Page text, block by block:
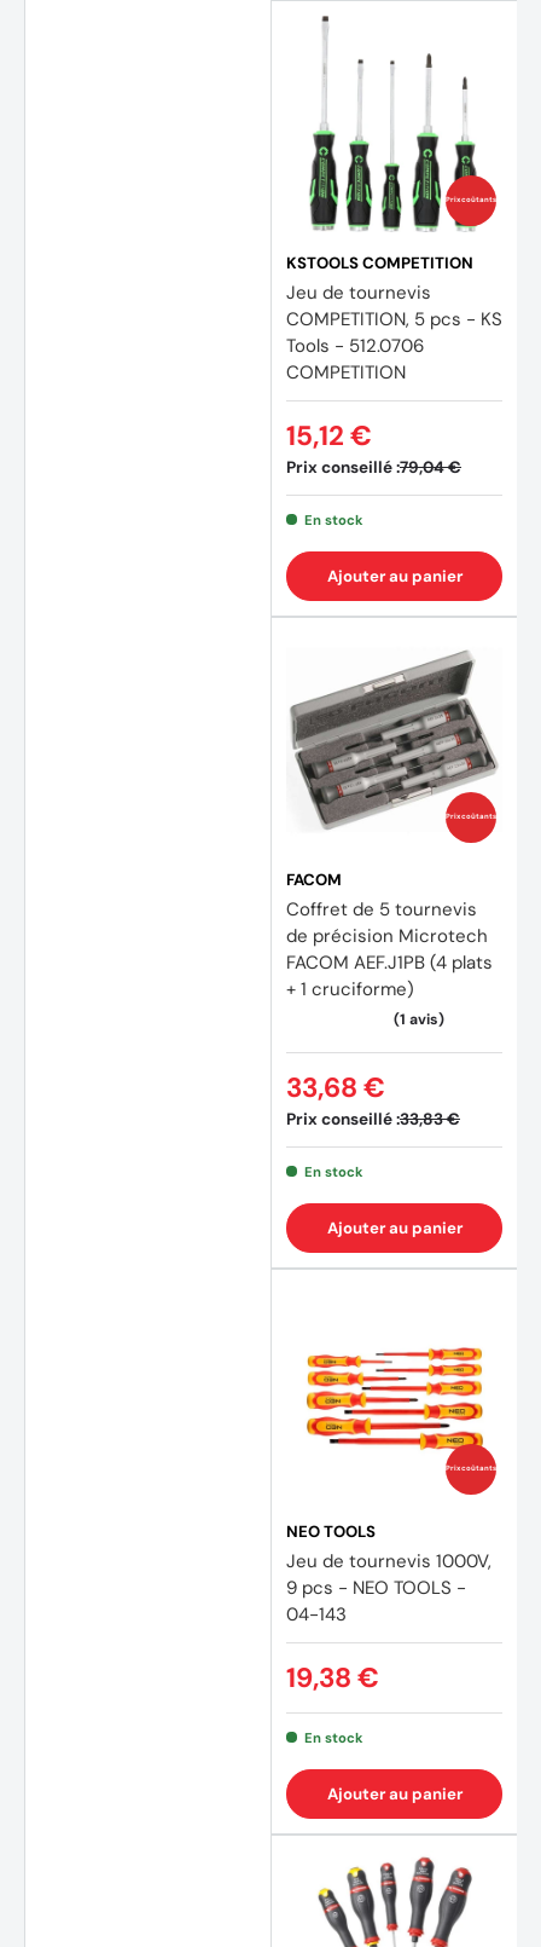
(2
Prix coûtants
KSTOOLS COMPETITION
Jeu de tournevis
COMPETITION, 5 pcs - KS
Tools - 512.0706
COMPETITION
Prix conseillé :79,04 €
15,12 €
En stock
Ajouter au panier
Prix coûtants
FACOM
Coffret de 5 tournevis
de précision Microtech
FACOM AEF.J1PB (4 plats
+ 1 cruciforme)
Prix conseillé :33,83 €
33,68 €
En stock
Ajouter au panier
Prix coûtants
NEO TOOLS
Jeu de tournevis 1000V,
9 pcs - NEO TOOLS -
04-143
19,38 €
En stock
Ajouter au panier